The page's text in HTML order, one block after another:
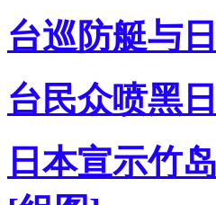
台巡防艇与
台民众喷黑
日本宣示竹